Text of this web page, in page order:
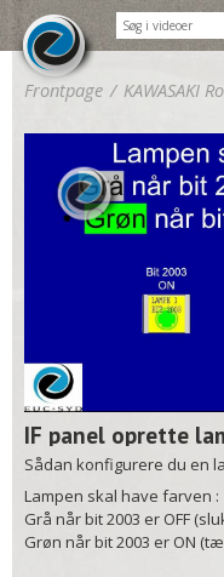
Frontpage / KAWASAKI
IF panel oprette
Sådan konfigurere du en
Lampen skal have farven :
Grå når bit 2003 er OFF
Grøn når bit 2003 er ON